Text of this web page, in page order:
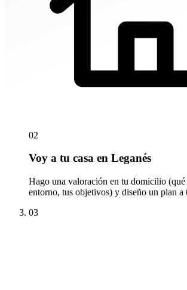
02
Voy a tu casa en Leganés
Hago una valoración en tu domicilio (qué
entorno, tus objetivos) y diseño un plan a
03